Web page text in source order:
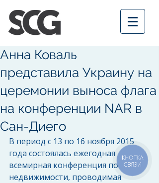
Анна Коваль
представила Украину на
церемонии выноса флага
на конференции NAR в
Сан-Диего
В период с 13 по 16 ноября 2015
года состоялась ежегодная
всемирная конференция по
недвижимости, проводимая
КНОПКА
СВЯЗИ